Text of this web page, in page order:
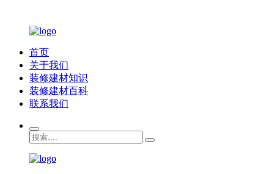
首页
关于我们
装修建材知识
装修建材百科
联系我们